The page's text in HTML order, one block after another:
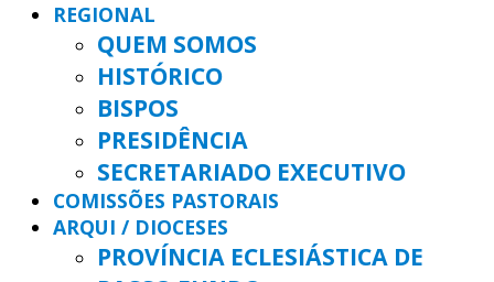
REGIONAL
QUEM SOMOS
HISTÓRICO
BISPOS
PRESIDÊNCIA
SECRETARIADO EXECUTIVO
COMISSÕES PASTORAIS
ARQUI / DIOCESES
PROVÍNCIA ECLESIÁSTICA DE